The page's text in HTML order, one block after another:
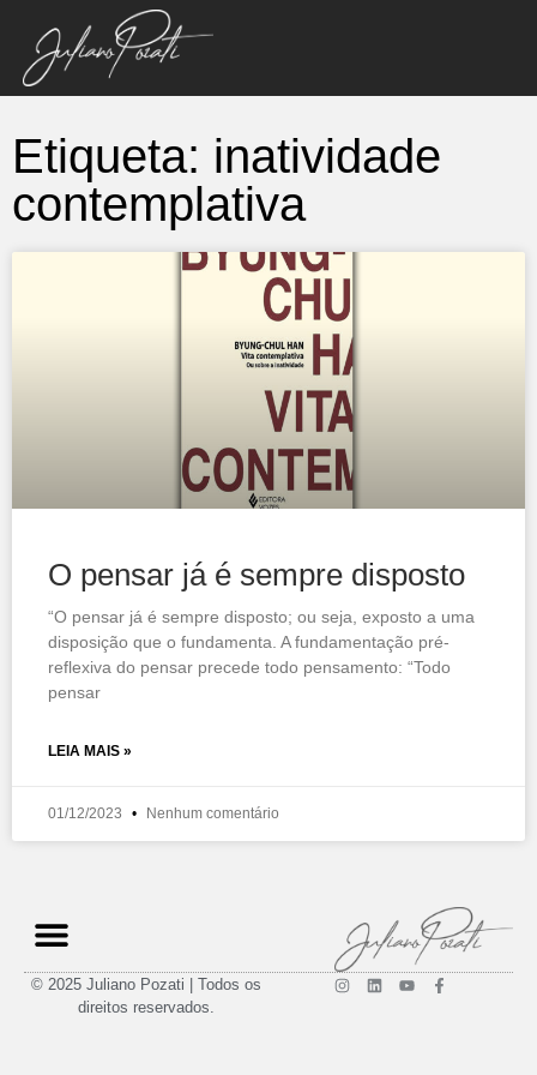
Etiqueta: inatividade
contemplativa
O pensar já é sempre disposto
“O pensar já é sempre disposto; ou seja, exposto a uma
disposição que o fundamenta. A fundamentação pré-
reflexiva do pensar precede todo pensamento: “Todo
pensar
LEIA MAIS »
01/12/2023 Nenhum comentário
© 2025 Juliano Pozati | Todos os
direitos reservados.